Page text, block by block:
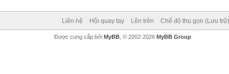
Liên hệ Hội quay tay Lên trên Chế độ thu gọn (Lưu trữ)
Được cung cấp bởi MyBB, © 2002-2026 MyBB Group.